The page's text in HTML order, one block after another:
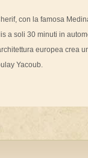
con la famosa
a soli 30 minuti in
europea crea
Yacoub.